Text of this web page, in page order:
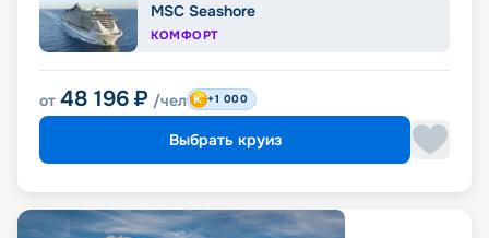
MSC Seashore
КОМФОРТ
от 48 196 ₽ /чел +1 000
Выбрать круиз